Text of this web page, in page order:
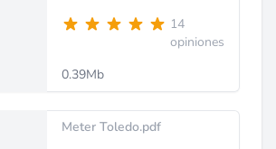
14
opiniones
0.39Mb
Meter Toledo.pdf